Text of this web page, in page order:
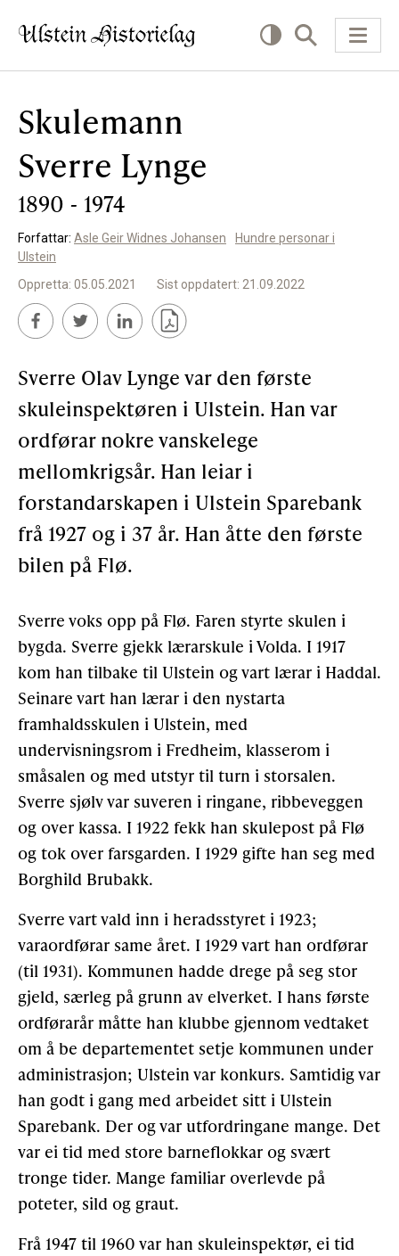
KVA VIL DU LESE OM?
Kultur
Næring
Offentlig
Personar
Bidra til lokalhistorie
Støtteannonsørar
OM ULSTEIN HISTORIELAG
Kontakt oss
Om oss
Levd liv
Podkast
FÅ TILGONG
BLI MEDLEM
Gløymt passord Allereie medlem? Logg inn
Skulemann
Sverre Lynge
1890 - 1974
Forfattar: Asle Geir Widnes Johansen
Hundre personar i
Ulstein
Oppretta: 05.05.2021
Sist oppdatert: 21.09.2022
Sverre Olav Lynge var den første
skuleinspektøren i Ulstein. Han var
ordførar nokre vanskelege
mellomkrigsår. Han leiar i
forstandarskapen i Ulstein Sparebank
frå 1927 og i 37 år. Han åtte den første
bilen på Flø.
Sverre voks opp på Flø. Faren styrte skulen i
bygda. Sverre gjekk lærarskule i Volda. I 1917
kom han tilbake til Ulstein og vart lærar i Haddal.
Seinare vart han lærar i den nystarta
framhaldsskulen i Ulstein, med
undervisningsrom i Fredheim, klasserom i
småsalen og med utstyr til turn i storsalen.
Sverre sjølv var suveren i ringane, ribbeveggen
og over kassa. I 1922 fekk han skulepost på Flø
og tok over farsgarden. I 1929 gifte han seg med
Borghild Brubakk.
Sverre vart vald inn i heradsstyret i 1923;
varaordførar same året. I 1929 vart han ordførar
(til 1931). Kommunen hadde drege på seg stor
gjeld, særleg på grunn av elverket. I hans første
ordførarår måtte han klubbe gjennom vedtaket
om å be departementet setje kommunen under
administrasjon; Ulstein var konkurs. Samtidig var
han godt i gang med arbeidet sitt i Ulstein
Sparebank. Der og var utfordringane mange. Det
var ei tid med store barneflokkar og svært
tronge tider. Mange familiar overlevde på
poteter, sild og graut.
Frå 1947 til 1960 var han skuleinspektør, ei tid